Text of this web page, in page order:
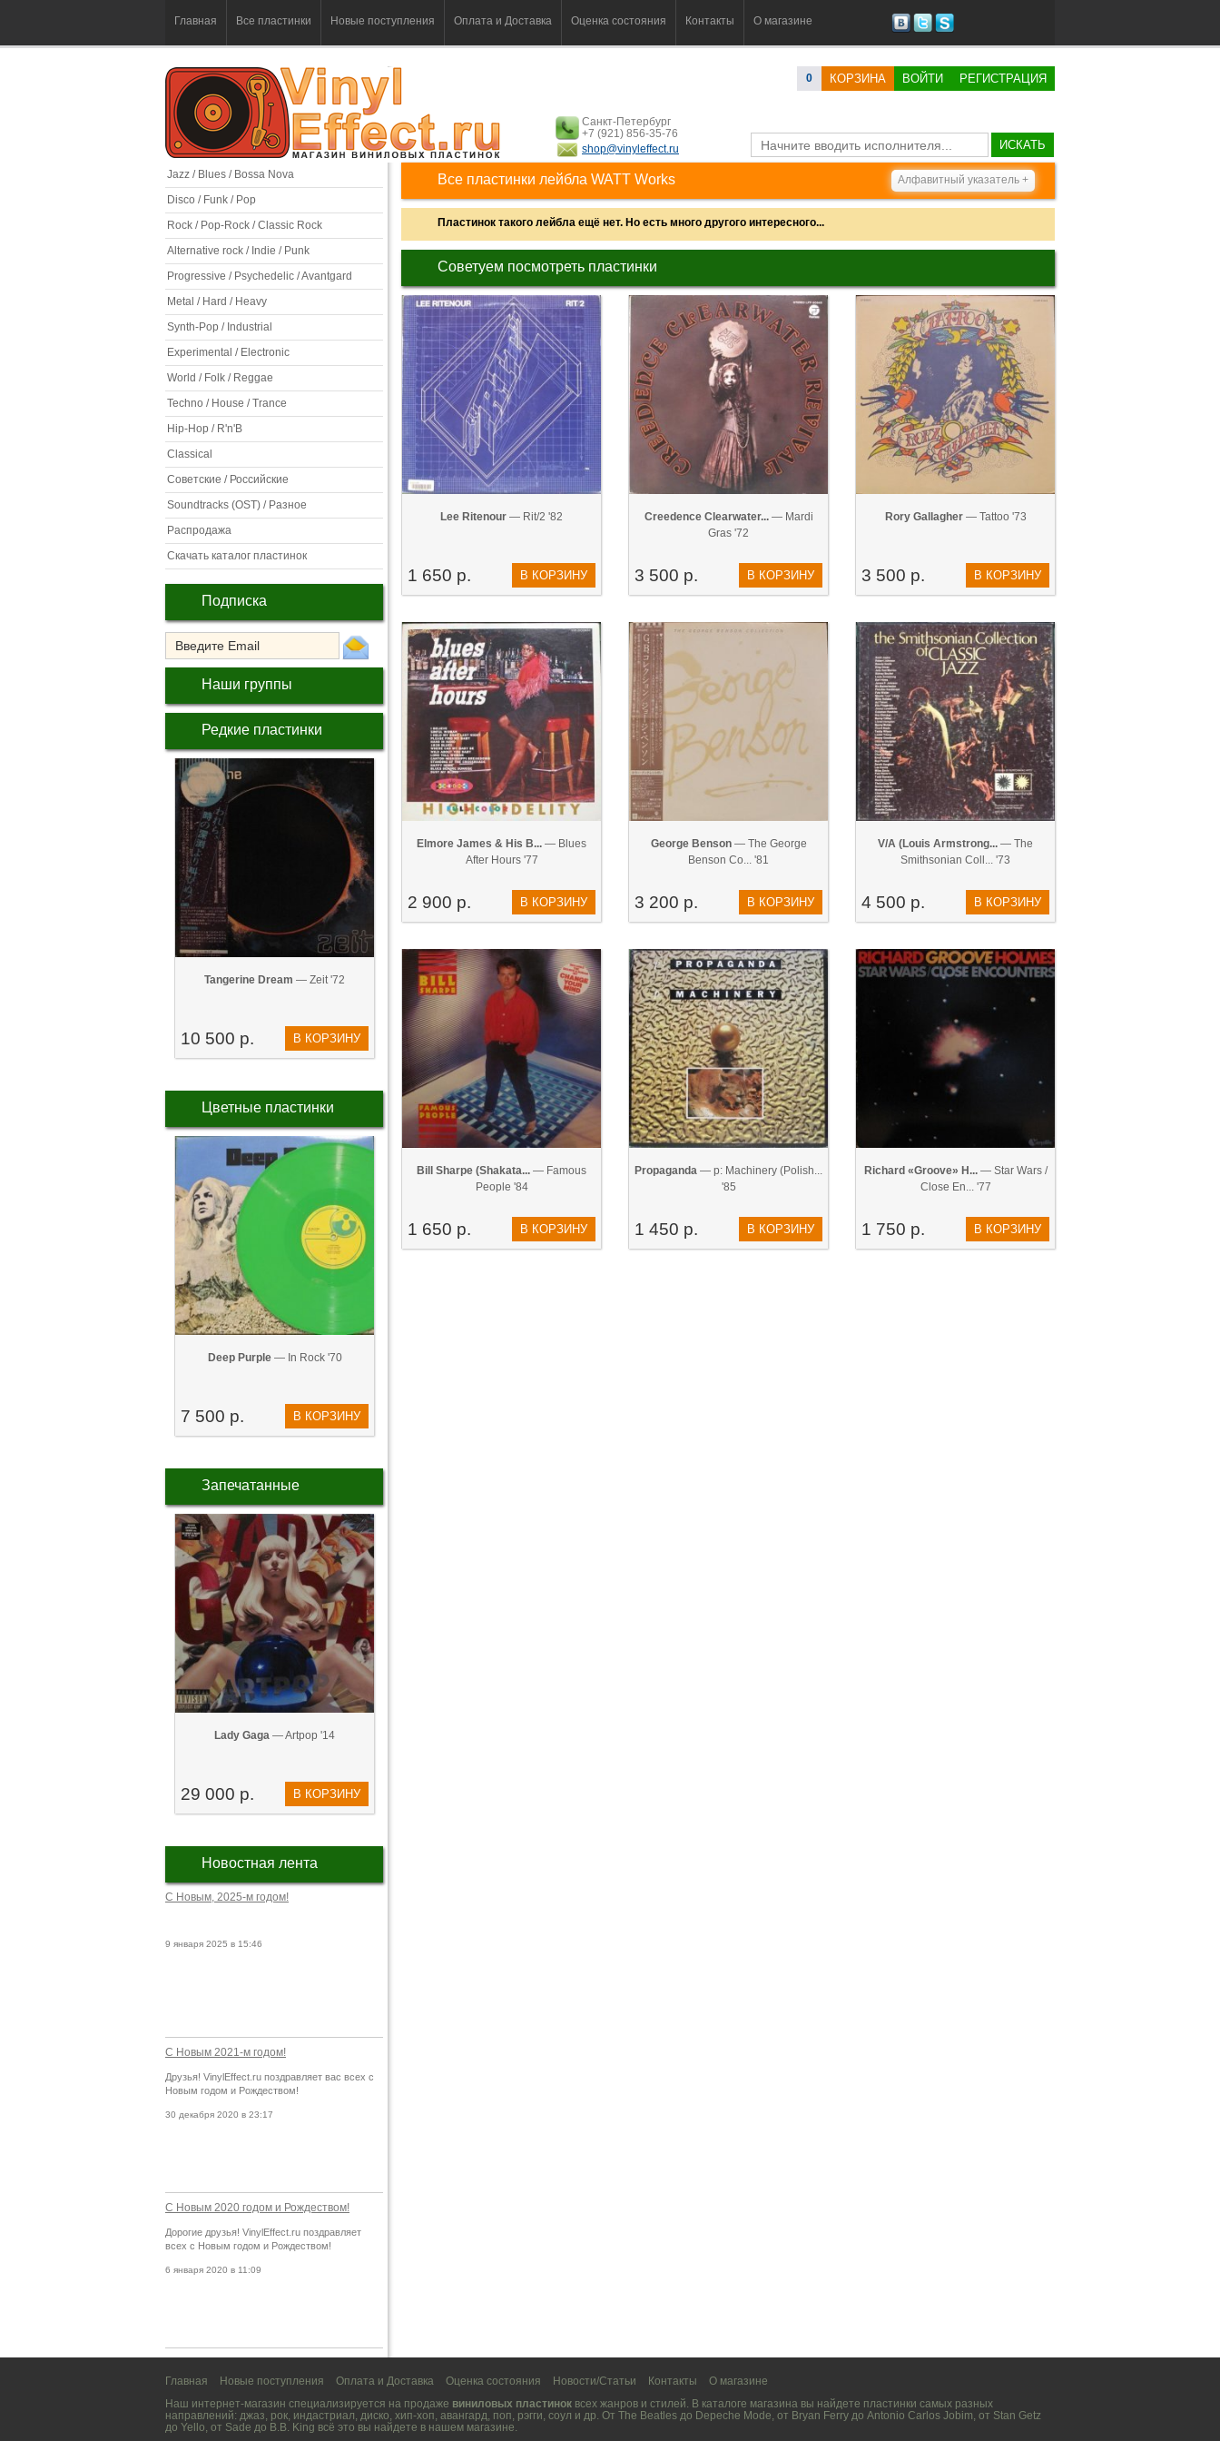
Главная Все пластинки Новые поступления Оплата и Доставка Оценка состояния Контакты О магазине
0 КОРЗИНА ВОЙТИ РЕГИСТРАЦИЯ
Санкт-Петербург
+7 (921) 856-35-76
shop@vinyleffect.ru
ИСКАТЬ
Jazz / Blues / Bossa Nova
Disco / Funk / Pop
Rock / Pop-Rock / Classic Rock
Alternative rock / Indie / Punk
Progressive / Psychedelic / Avantgard
Metal / Hard / Heavy
Synth-Pop / Industrial
Experimental / Electronic
World / Folk / Reggae
Techno / House / Trance
Hip-Hop / R'n'B
Classical
Советские / Российские
Soundtracks (OST) / Разное
Распродажа
Скачать каталог пластинок
Подписка
Наши группы
Редкие пластинки
Tangerine Dream — Zeit '72
10 500 р. В КОРЗИНУ
Цветные пластинки
Deep Purple— In Rock '70
7 500 р. В КОРЗИНУ
Запечатанные
Lady Gaga — Artpop '14
29 000 р. В КОРЗИНУ
Новостная лента
С Новым, 2025-м годом!
9 января 2025 в 15:46
С Новым 2021-м годом!
Друзья! VinylEffect.ru поздравляет вас всех с
Новым годом и Рождеством!
30 декабря 2020 в 23:17
С Новым 2020 годом и Рождеством!
Дорогие друзья! VinylEffect.ru поздравляет
всех с Новым годом и Рождеством!
6 января 2020 в 11:09
Все пластинки лейбла WATT Works Алфавитный указатель +
Пластинок такого лейбла ещё нет. Но есть много другого интересного...
Советуем посмотреть пластинки
Lee Ritenour — Rit/2 '82
1 650 р. В КОРЗИНУ
Creedence Clearwater...— Mardi
Gras '72
3 500 р. В КОРЗИНУ
Rory Gallagher— Tattoo '73
3 500 р. В КОРЗИНУ
Elmore James & His B... — Blues
After Hours '77
2 900 р. В КОРЗИНУ
George Benson— The George
Benson Co... '81
3 200 р. В КОРЗИНУ
V/A (Louis Armstrong... — The
Smithsonian Coll... '73
4 500 р. В КОРЗИНУ
Bill Sharpe (Shakata... — Famous
People '84
1 650 р. В КОРЗИНУ
Propaganda — p: Machinery (Polish...
'85
1 450 р. В КОРЗИНУ
Richard «Groove» H...— Star Wars /
Close En... '77
1 750 р. В КОРЗИНУ
Главная Новые поступления Оплата и Доставка Оценка состояния Новости/Статьи Контакты
О магазине
Наш интернет-магазин специализируется на продаже виниловых пластинок всех жанров и стилей. В каталоге магазина вы найдете пластинки самых разных
направлений: джаз, рок, индастриал, диско, хип-хоп, авангард, поп, рэгги, соул и др. От The Beatles до Depeche Mode, от Bryan Ferry до Antonio Carlos Jobim, от Stan Getz
до Yello, от Sade до B.B. King всё это вы найдете в нашем магазине.